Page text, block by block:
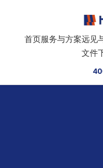
首页服务与方案远见
文件